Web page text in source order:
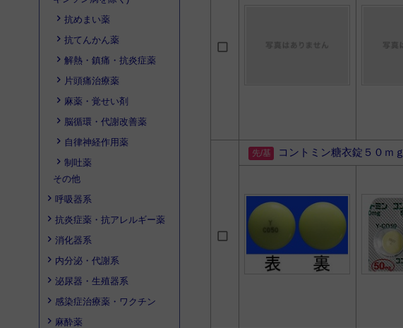
抗めまい薬
抗てんかん薬
解熱・鎮痛・抗炎症薬
片頭痛治療薬
麻薬・覚せい剤
脳循環・代謝改善薬
自律神経作用薬
制吐薬
その他
呼吸器系
抗炎症薬・抗アレルギー薬
消化器系
内分泌・代謝系
泌尿器・生殖器系
感染症治療薬・ワクチン
麻酔薬
コントミン糖衣錠５０ｍｇ